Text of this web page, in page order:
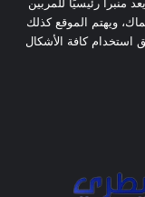
ويهتم الموقع كذلك
كافة الأشكال